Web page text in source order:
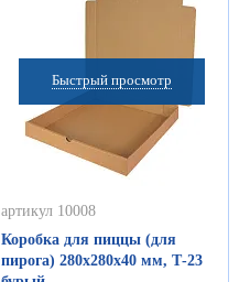
Быстрый просмотр
артикул 10008
Коробка для пиццы (для
пирога) 280х280х40 мм, Т-23